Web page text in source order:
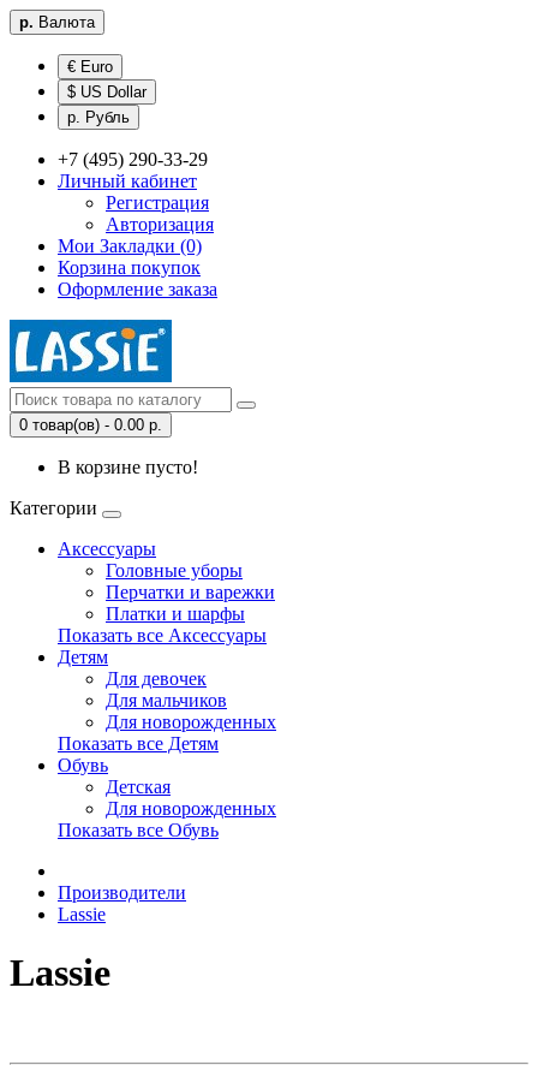
р. Валюта
€ Euro
$ US Dollar
р. Рубль
+7 (495) 290-33-29
Личный кабинет
Регистрация
Авторизация
Мои Закладки (0)
Корзина покупок
Оформление заказа
0 товар(ов) - 0.00 р.
В корзине пусто!
Категории
Аксессуары
Головные уборы
Перчатки и варежки
Платки и шарфы
Показать все Аксессуары
Детям
Для девочек
Для мальчиков
Для новорожденных
Показать все Детям
Обувь
Детская
Для новорожденных
Показать все Обувь
Производители
Lassie
Lassie